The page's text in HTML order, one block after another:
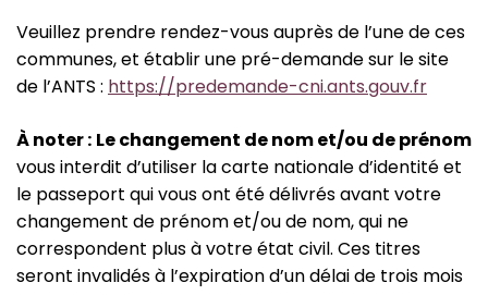
Veuillez prendre rendez-vous auprès de l’une de ces
communes, et établir une pré-demande sur le site
de l’ANTS : https://predemande-cni.ants.gouv.fr
Ànoter : Le changement de nom et/ou de prénom
vous interdit d’utiliser la carte nationale d’identité et
le passeport qui vous ont été délivrés avant votre
changement de prénom et/ou de nom, qui ne
correspondent plus à votre état civil. Ces titres
seront invalidés à l’expiration d’un délai de trois mois